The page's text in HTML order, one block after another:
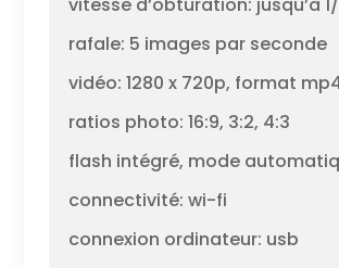
vitesse d’obturation: jusqu’à
rafale: 5 images par seconde
vidéo: 1280 x 720p, format
ratios photo: 16:9, 3:2, 4:3
flash intégré, mode
connectivité: wi-fi
connexion ordinateur: usb